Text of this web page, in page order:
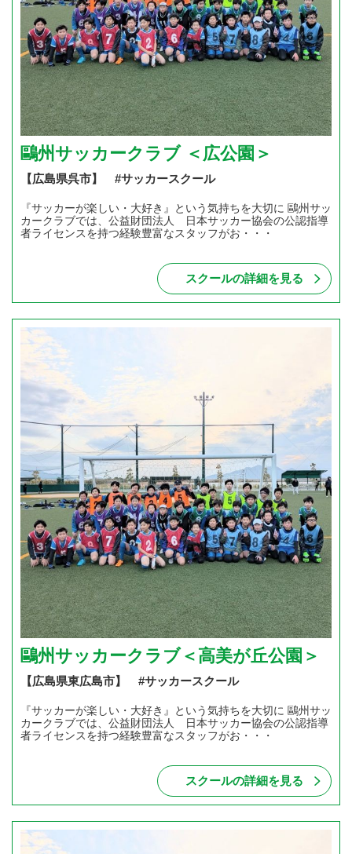
鷗州サッカークラブ ＜広公園＞
【広島県呉市】 #サッカースクール
『サッカーが楽しい・大好き』という気持ちを大切に 鷗州サッ
カークラブでは、公益財団法人 日本サッカー協会の公認指導
者ライセンスを持つ経験豊富なスタッフがお・・・
スクールの詳細を見る
鷗州サッカークラブ＜高美が丘公園＞
【広島県東広島市】 #サッカースクール
『サッカーが楽しい・大好き』という気持ちを大切に 鷗州サッ
カークラブでは、公益財団法人 日本サッカー協会の公認指導
者ライセンスを持つ経験豊富なスタッフがお・・・
スクールの詳細を見る